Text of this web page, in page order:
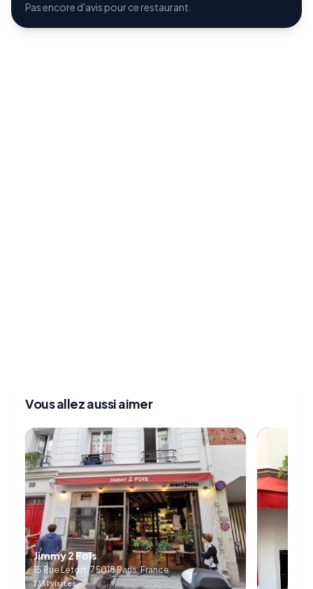
Pas encore d'avis pour ce restaurant.
Vous allez aussi aimer
Jimmy 2 Fois
15 Rue Letort, 75018 Paris, France
1731 visites